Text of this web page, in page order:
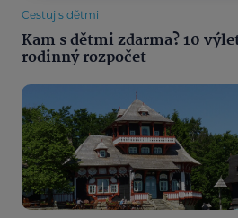
Cestuj s dětmi
Kam s dětmi zdarma? 10
rodinný rozpočet